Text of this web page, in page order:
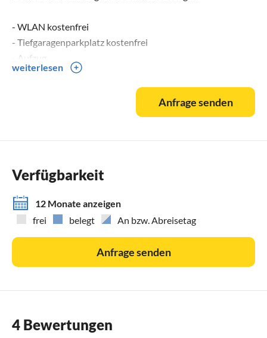
- WLAN kostenfrei
- Tiefgaragenparkplatz kostenfrei
- Aufzug
- bezogene Betten im Schlafzimmer bei Buchung des
- 2x Smart-TV in Wohn- und Schlafzimmer, Bluetooth-
- Nutzung des Waschraumes mit 2 Waschmaschinen und
Trocknern (Münzgerät)
- kostenloser Lieferservice für Fahrräder, Nutzung des
- Restaurants in unmittelbarer Umgebung (500m, 7
Gehminuten)
weiterlesen
Anfrage senden
Verfügbarkeit
12 Monate anzeigen
frei
belegt An bzw. Abreisetag
Anfrage senden
4 Bewertungen